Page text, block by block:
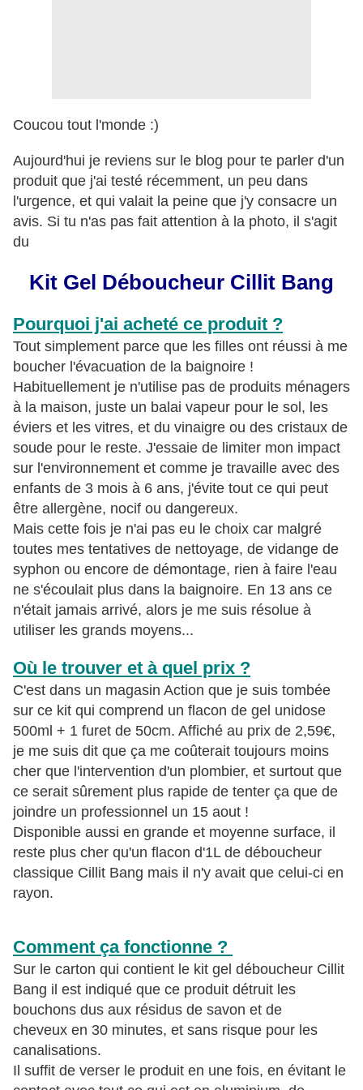
Coucou tout l'monde :)
Aujourd'hui je reviens sur le blog pour te parler d'un
produit que j'ai testé récemment, un peu dans
l'urgence, et qui valait la peine que j'y consacre un
avis. Si tu n'as pas fait attention à la photo, il s'agit
du
Kit Gel Déboucheur Cillit Bang
Pourquoi j'ai acheté ce produit ?
Tout simplement parce que les filles ont réussi à me
boucher l'évacuation de la baignoire !
Habituellement je n'utilise pas de produits ménagers
à la maison, juste un balai vapeur pour le sol, les
éviers et les vitres, et du vinaigre ou des cristaux de
soude pour le reste. J'essaie de limiter mon impact
sur l'environnement et comme je travaille avec des
enfants de 3 mois à 6 ans, j'évite tout ce qui peut
être allergène, nocif ou dangereux.
Mais cette fois je n'ai pas eu le choix car malgré
toutes mes tentatives de nettoyage, de vidange de
syphon ou encore de démontage, rien à faire l'eau
ne s'écoulait plus dans la baignoire. En 13 ans ce
n'était jamais arrivé, alors je me suis résolue à
utiliser les grands moyens...
Où le trouver et à quel prix ?
C'est dans un magasin Action que je suis tombée
sur ce kit qui comprend un flacon de gel unidose
500ml + 1 furet de 50cm. Affiché au prix de 2,59€,
je me suis dit que ça me coûterait toujours moins
cher que l'intervention d'un plombier, et surtout que
ce serait sûrement plus rapide de tenter ça que de
joindre un professionnel un 15 aout !
Disponible aussi en grande et moyenne surface, il
reste plus cher qu'un flacon d'1L de déboucheur
classique Cillit Bang mais il n'y avait que celui-ci en
rayon.
Comment ça fonctionne ?
Sur le carton qui contient le kit gel déboucheur Cillit
Bang il est indiqué que ce produit détruit les
bouchons dus aux résidus de savon et de
cheveux en 30 minutes, et sans risque pour les
canalisations.
Il suffit de verser le produit en une fois, en évitant le